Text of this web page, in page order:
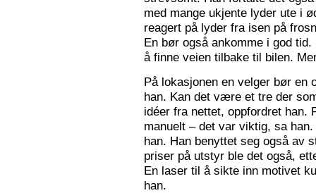
med mange ukjente lyder ute i
reagert på lyder fra isen på
En bør også ankomme i god
å finne veien tilbake til bilen.
På lokasjonen en velger bør en
han. Kan det være et tre der
idéer fra nettet, oppfordret han.
manuelt – det var viktig, sa
han. Han benyttet seg også av
priser på utstyr ble det også,
En laser til å sikte inn motivet
han.